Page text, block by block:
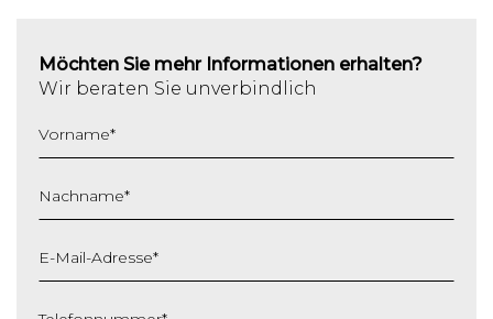
Möchten Sie mehr Informationen erhalten?
Wir beraten Sie unverbindlich
Vorname*
Nachname*
E-Mail-Adresse*